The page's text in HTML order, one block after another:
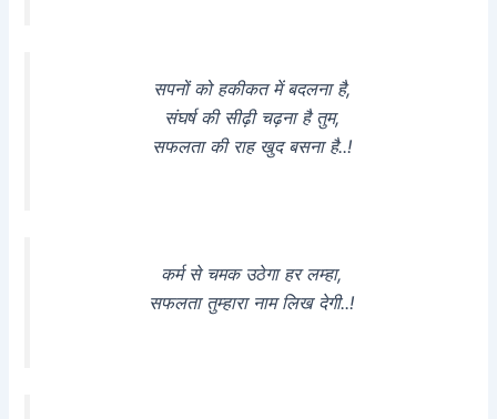
सपनों को हकीकत में बदलना है,
संघर्ष की सीढ़ी चढ़ना है तुम,
सफलता की राह खुद बसना है..!
कर्म से चमक उठेगा हर लम्हा,
सफलता तुम्हारा नाम लिख देगी..!